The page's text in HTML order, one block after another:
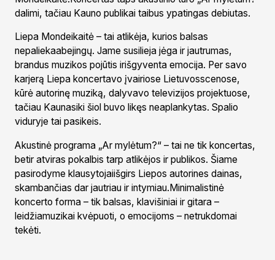
dalimi, tačiau Kauno publikai taibus ypatingas debiutas.
Liepa Mondeikaitė – tai atlikėja, kurios balsas
nepaliekaabejingų. Jame susilieja jėga ir jautrumas,
brandus muzikos pojūtis irišgyventa emocija. Per savo
karjerą Liepa koncertavo įvairiose Lietuvosscenose,
kūrė autorinę muziką, dalyvavo televizijos projektuose,
tačiau Kaunasiki šiol buvo likęs neaplankytas. Spalio
viduryje tai pasikeis.
Akustinė programa „Ar mylėtum?“ – tai ne tik koncertas,
betir atviras pokalbis tarp atlikėjos ir publikos. Šiame
pasirodyme klausytojaiišgirs Liepos autorines dainas,
skambančias dar jautriau ir intymiau.Minimalistinė
koncerto forma – tik balsas, klavišiniai ir gitara –
leidžiamuzikai kvėpuoti, o emocijoms – netrukdomai
tekėti.